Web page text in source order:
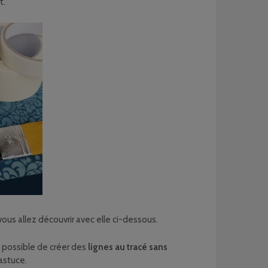
allez découvrir avec elle ci-dessous.
de créer des lignes au tracé sans